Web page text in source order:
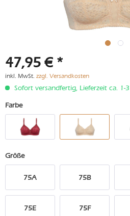
47,95 € *
inkl. MwSt. zzgl. Versandkosten
Sofort versandfertig, Lieferzeit ca. 1-
Farbe
Größe
75A 75B
75E 75F